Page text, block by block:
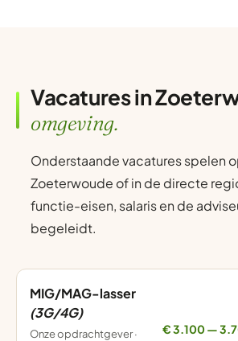
Vacatures in
omgeving.
Onderstaande vacatures spelen
Zoeterwoude of in de directe
functie-eisen, salaris en de
begeleidt.
MIG/MAG-lasser
(3G/4G)
Onze opdrachtgever ·
€ 3.100 —